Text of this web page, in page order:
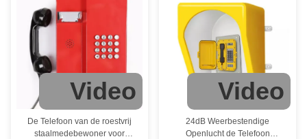
Video
De Telefoon van de roestvrij
staalmedebewoner voor
Video
24dB Weerbestendige
Openlucht de Telefoon